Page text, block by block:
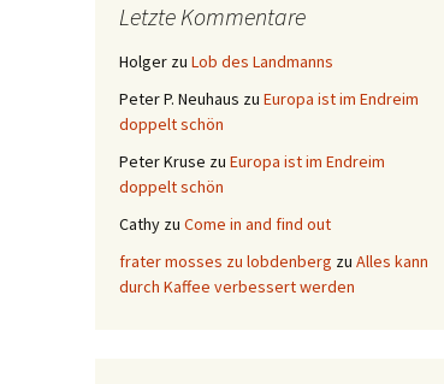
Letzte Kommentare
Holger zu Lob des Landmanns
Peter P. Neuhaus zu Europa ist im Endreim
doppelt schön
Peter Kruse zu Europa ist im Endreim
doppelt schön
Cathy zu Come in and find out
frater mosses zu lobdenberg zu Alles kann
durch Kaffee verbessert werden